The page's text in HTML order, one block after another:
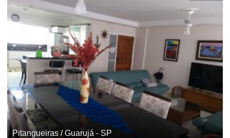
Pitangueiras / Guarujá - SP